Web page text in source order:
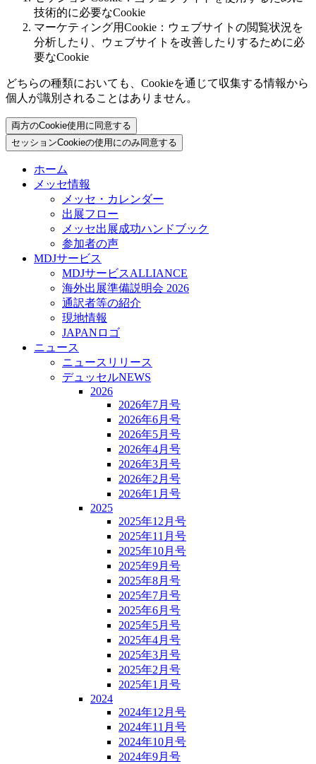
技術的に必要なCookie
マーケティング用Cookie：ウェブサイトの閲覧状況を
分析したり、ウェブサイトを改善したりするために必
要なCookie
どちらの種類においても、Cookieを通じて収集する情報から
個人が識別されることはありません。
両方のCookie使用に同意する
セッションCookieの使用にのみ同意する
ホーム
メッセ情報
メッセ・カレンダー
出展フロー
メッセ出展成功ハンドブック
参加者の声
MDJサービス
MDJサービスALLIANCE
海外出展準備説明会 2026
通訳者等の紹介
現地情報
JAPANロゴ
ニュース
ニュースリリース
デュッセルNEWS
2026
2026年7月号
2026年6月号
2026年5月号
2026年4月号
2026年3月号
2026年2月号
2026年1月号
2025
2025年12月号
2025年11月号
2025年10月号
2025年9月号
2025年8月号
2025年7月号
2025年6月号
2025年5月号
2025年4月号
2025年3月号
2025年2月号
2025年1月号
2024
2024年12月号
2024年11月号
2024年10月号
2024年9月号